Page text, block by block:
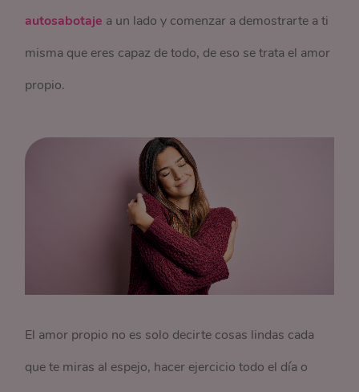
autosabotaje a un lado y comenzar a demostrarte a ti
misma que eres capaz de todo, de eso se trata el amor
propio.
El amor propio no es solo decirte cosas lindas cada
que te miras al espejo, hacer ejercicio todo el día o